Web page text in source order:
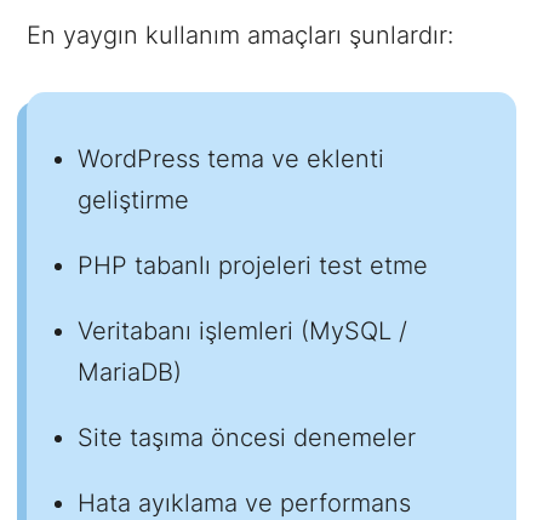
En yaygın kullanım amaçları şunlardır:
WordPress tema ve eklenti
geliştirme
PHP tabanlı projeleri test etme
Veritabanı işlemleri (MySQL /
MariaDB)
Site taşıma öncesi denemeler
Hata ayıklama ve performans